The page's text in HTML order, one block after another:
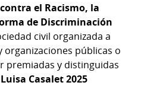
el Racismo, la
de Discriminación
civil organizada a
públicas o
premiadas y distinguidas
Casalet 2025